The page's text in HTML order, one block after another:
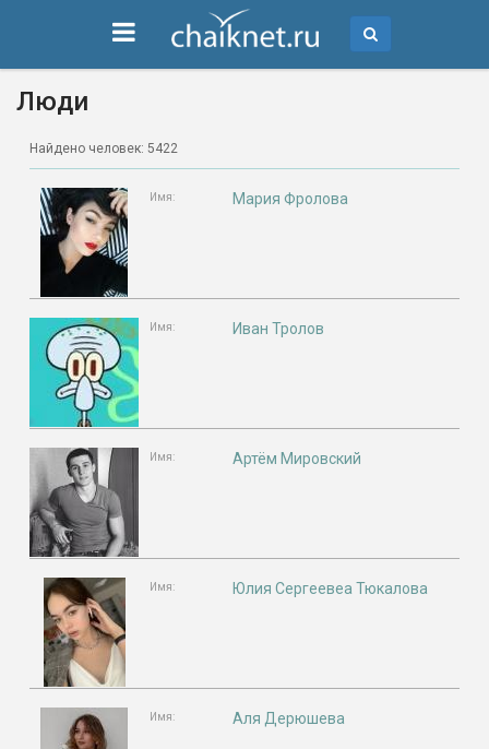
Люди
Найдено человек: 5422
Имя: Мария Фролова
Имя: Иван Тролов
Имя: Артём Мировский
Имя: Юлия Сергеевеа Тюкалова
Имя: Аля Дерюшева